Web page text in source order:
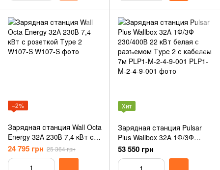
−2%
Зарядная станция Wall Octa
Energy 32А 230В 7,4 кВт с
розеткой Тype 2 W107-S
24 795 грн 25 364 грн
Хит
Зарядная станция Pulsar
Plus Wallbox 32А 1Ф/3Ф
230/400В 22 кВт белая с
разъемом Тype 2 с кабелем
7м PLP1-M-2-4-9-001
53 550 грн